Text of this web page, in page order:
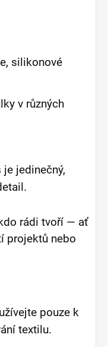
silikonové
v různých
je jedinečný,
rádi tvoří — ať
projektů nebo
pouze k
textilu.